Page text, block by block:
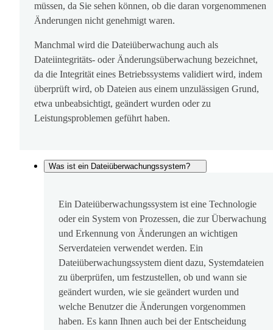
müssen, da Sie sehen können, ob die daran vorgenommenen
Änderungen nicht genehmigt waren.
Manchmal wird die Dateiüberwachung auch als
Dateiintegritäts- oder Änderungsüberwachung bezeichnet,
da die Integrität eines Betriebssystems validiert wird, indem
überprüft wird, ob Dateien aus einem unzulässigen Grund,
etwa unbeabsichtigt, geändert wurden oder zu
Leistungsproblemen geführt haben.
Was ist ein Dateiüberwachungssystem?
Ein Dateiüberwachungssystem ist eine Technologie
oder ein System von Prozessen, die zur Überwachung
und Erkennung von Änderungen an wichtigen
Serverdateien verwendet werden. Ein
Dateiüberwachungssystem dient dazu, Systemdateien
zu überprüfen, um festzustellen, ob und wann sie
geändert wurden, wie sie geändert wurden und
welche Benutzer die Änderungen vorgenommen
haben. Es kann Ihnen auch bei der Entscheidung